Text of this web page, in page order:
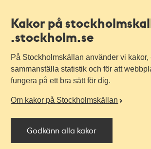
Kakor på
.stockholm.se
På Stockholmskällan använder vi kakor,
sammanställa statistik och för att
fungera på ett bra sätt för dig.
Om kakor på Stockholmskällan
Godkänn alla kakor